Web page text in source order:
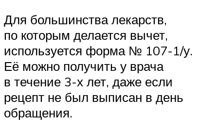
Для большинства лекарств,
по которым делается вычет,
используется форма № 107-1/у.
Её можно получить у врача
в течение 3-х лет, даже если
рецепт не был выписан в день
обращения.